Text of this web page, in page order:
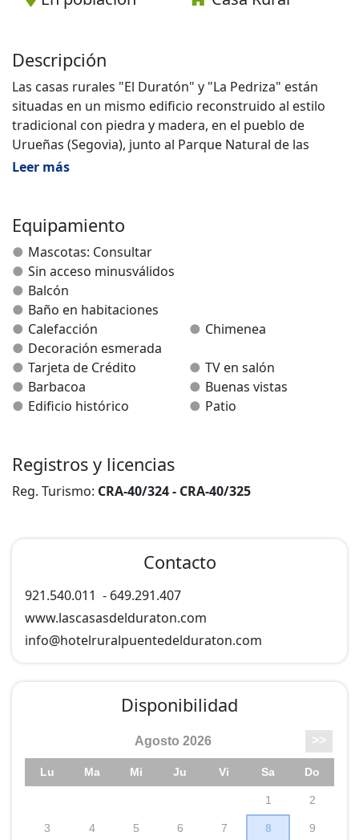
Descripción
Las casas rurales "El Duratón" y "La Pedriza" están
situadas en un mismo edificio reconstruido al estilo
tradicional con piedra y madera, en el pueblo de
Urueñas (Segovia), junto al Parque Natural de las
Hoces del Río Duratón y la Villa de Sepúlveda. Son 2
"El Duratón" ocupa la planta baja. Consta de cuatro
habitaciones dobles, todas ellas con baño, salón
comedor con chimenea francesa y cocina totalmente
equipada, también puede disponer de barbacoa.
"La Pedriza" está ubicada en la planta primera del
edificio. Consta de cinco habitaciones dobles todas
ellas con cuarto de baño, salón comedor con chimenea
francesa y cocina totalmente equipada. Dispone de
calefacción y TV en el salón.
Cobertura de telefono reducida, solo algunas
compañias
Leer más
Equipamiento
Mascotas: Consultar
Sin acceso minusválidos
Balcón
Baño en habitaciones
Calefacción
Chimenea
Decoración esmerada
Tarjeta de Crédito
TV en salón
Barbacoa
Buenas vistas
Edificio histórico
Patio
Registros y licencias
Reg. Turismo: CRA-40/324 - CRA-40/325
Contacto
921.540.011 - 649.291.407
www.lascasasdelduraton.com
info@hotelruralpuentedelduraton.com
Disponibilidad